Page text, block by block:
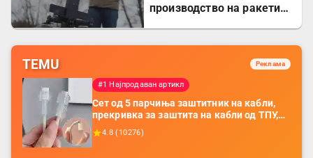
производство на ракети
TEMU Реклама
#1 Најпродаван артикл
Сет од 5 парчиња заштитник на кабли,
прекривка за заштита на кабли од ТПУ,
додатоци за заштита на кабли, без
батерија, за мобилни телефони, комплет
4.8 (10276)